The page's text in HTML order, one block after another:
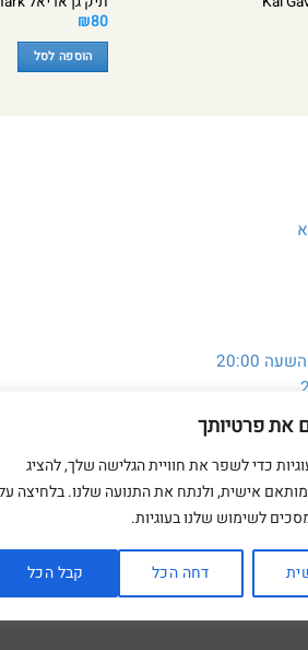
את פרטיותך
כדי לשפר את חוויית הגלישה שלך, להציג
אישית, ולנתח את התנועה שלנו. בלחיצה
לשימוש שלנו בעוגיות.
דחה הכל קבל הכל
₪80
הוספה לסל
20:00
054-